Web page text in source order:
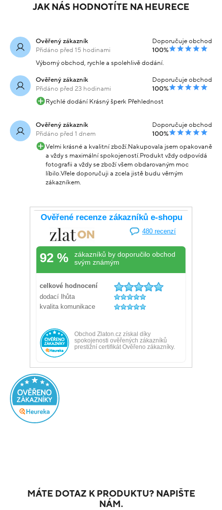
JAK NÁS HODNOTÍTE NA HEURECE
Ověřený zákazník
Přidáno před 15 hodinami
Doporučuje obchod
100%
Výborný obchod, rychle a spolehlivě dodání.
Ověřený zákazník
Přidáno před 23 hodinami
Doporučuje obchod
100%
Rychlé dodání Krásný šperk Přehlednost
Ověřený zákazník
Přidáno před 1 dnem
Doporučuje obchod
100%
Velmi krásné a kvalitní zboží.Nakupovala jsem opakovaně
a vždy s maximální spokojeností.Produkt vždy odpovídá
fotografii a vždy se zboží všem obdarovaným moc
líbilo.Vřele doporučuji a zcela jistě budu věrným
zákazníkem.
MÁTE DOTAZ K PRODUKTU? NAPIŠTE
NÁM.